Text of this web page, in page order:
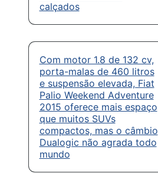
calçados
Com motor 1.8 de 132 cv,
porta-malas de 460 litros
e suspensão elevada, Fiat
Palio Weekend Adventure
2015 oferece mais espaço
que muitos SUVs
compactos, mas o câmbio
Dualogic não agrada todo
mundo